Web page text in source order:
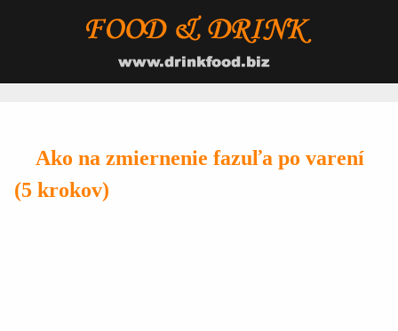
Ako na zmiernenie fazuľa po varení
(5 krokov)